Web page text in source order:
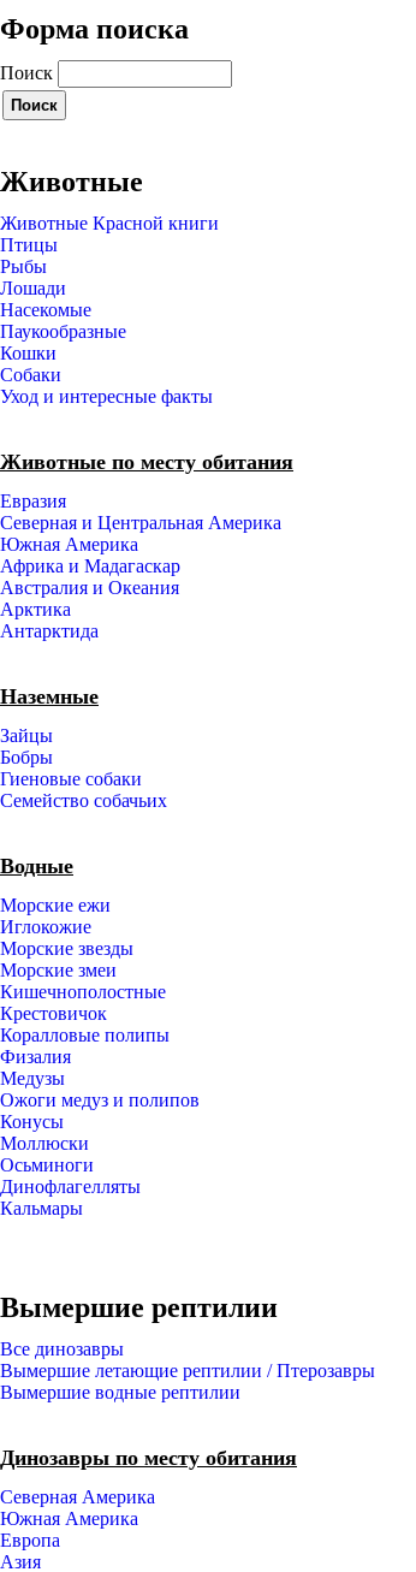
Форма поиска
Поиск
Животные
Животные Красной книги
Птицы
Рыбы
Лошади
Насекомые
Паукообразные
Кошки
Собаки
Уход и интересные факты
Животные по месту обитания
Евразия
Северная и Центральная Америка
Южная Америка
Африка и Мадагаскар
Австралия и Океания
Арктика
Антарктида
Наземные
Зайцы
Бобры
Гиеновые собаки
Семейство собачьих
Водные
Морские ежи
Иглокожие
Морские звезды
Морские змеи
Кишечнополостные
Крестовичок
Коралловые полипы
Физалия
Медузы
Ожоги медуз и полипов
Конусы
Моллюски
Осьминоги
Динофлагелляты
Кальмары
Вымершие рептилии
Все динозавры
Вымершие летающие рептилии / Птерозавры
Вымершие водные рептилии
Динозавры по месту обитания
Северная Америка
Южная Америка
Европа
Азия